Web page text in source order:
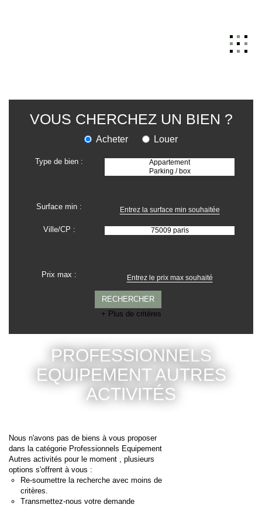
ACCUEIL
GESTION
VENTE
LOCATION
NOUS CONTACTER
VOUS CHERCHEZ UN BIEN ?
Acheter Louer
Type de bien :
Surface min :
Ville/CP :
Prix max :
+ Plus de critères
PROFESSIONNELS
EQUIPEMENT AUTRES
ACTIVITÉS
Nous n'avons pas de biens à vous proposer
dans la catégorie Professionnels Equipement
Autres activités pour le moment , plusieurs
options s'offrent à vous :
Re-soumettre la recherche avec moins de
critères.
Transmettez-nous votre demande